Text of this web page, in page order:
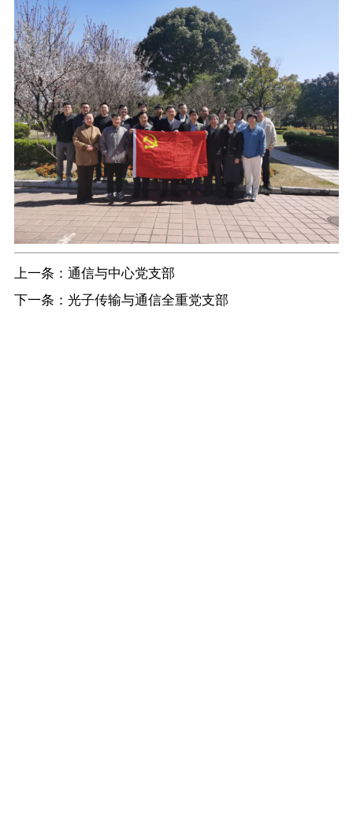
上一条： 通信与中心党支部
下一条： 光子传输与通信全重党支部